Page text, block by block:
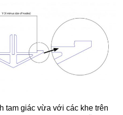
tam giác vừa với các khe trên